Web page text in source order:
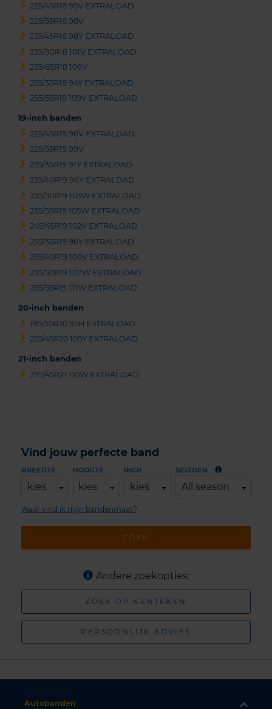
225/45R18 95V EXTRALOAD
225/55R18 98V
235/45R18 98Y EXTRALOAD
235/50R18 101V EXTRALOAD
235/65R18 106V
255/35R18 94Y EXTRALOAD
255/55R18 109V EXTRALOAD
19-inch banden
225/45R19 96V EXTRALOAD
225/55R19 99V
235/35R19 91Y EXTRALOAD
235/40R19 96Y EXTRALOAD
235/50R19 103W EXTRALOAD
235/55R19 105W EXTRALOAD
245/45R19 102V EXTRALOAD
255/35R19 96Y EXTRALOAD
255/40R19 100V EXTRALOAD
255/50R19 107W EXTRALOAD
255/55R19 111W EXTRALOAD
20-inch banden
195/55R20 95H EXTRALOAD
255/45R20 105Y EXTRALOAD
21-inch banden
275/45R21 110W EXTRALOAD
Vind jouw perfecte band
BREEDTE
kies
HOOGTE
kies
INCH
kies
SEIZOEN
All season
ZOEK
Waar vind ik mijn bandenmaat?
Andere zoekopties:
ZOEK OP KENTEKEN
PERSOONLIJK ADVIES
Autobanden